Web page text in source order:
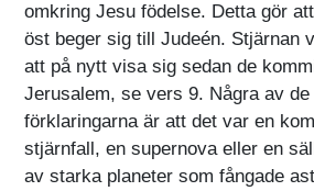
omkring Jesu födelse. Detta gör
öst beger sig till Judeén. Stjärnan
att på nytt visa sig sedan de
Jerusalem, se vers 9. Några av
förklaringarna är att det var en
stjärnfall, en supernova eller en
av starka planeter som fångade